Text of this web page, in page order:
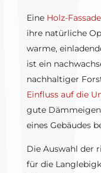
Eine Holz-
ihre natürliche
warme,
ist ein
nachhaltiger
Einfluss auf die
gute
eines Gebäudes
Die Auswahl der
für die